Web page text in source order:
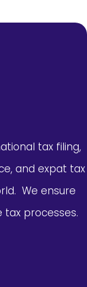
tax filing,
and expat tax
We ensure
processes.